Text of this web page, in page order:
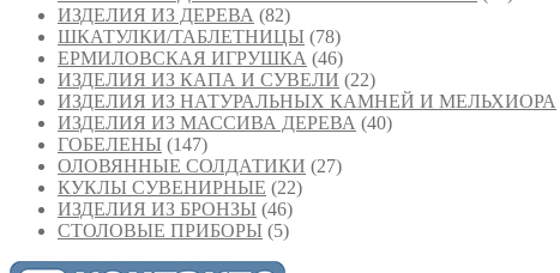
ИЗДЕЛИЯ ИЗ ДЕРЕВА (82)
ШКАТУЛКИ/ТАБЛЕТНИЦЫ (78)
ЕРМИЛОВСКАЯ ИГРУШКА (46)
ИЗДЕЛИЯ ИЗ КАПА И СУВЕЛИ (22)
ИЗДЕЛИЯ ИЗ НАТУРАЛЬНЫХ КАМНЕЙ И МЕЛЬХИОРА
ИЗДЕЛИЯ ИЗ МАССИВА ДЕРЕВА (40)
ГОБЕЛЕНЫ (147)
ОЛОВЯННЫЕ СОЛДАТИКИ (27)
КУКЛЫ СУВЕНИРНЫЕ (22)
ИЗДЕЛИЯ ИЗ БРОНЗЫ (46)
СТОЛОВЫЕ ПРИБОРЫ (5)